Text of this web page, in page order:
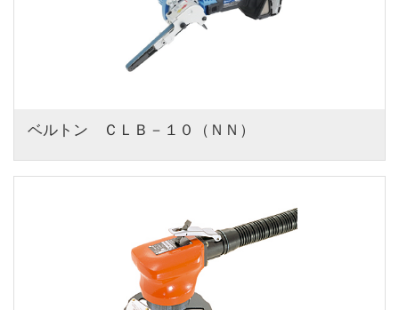
ベルトン　ＣＬＢ－１０（ＮＮ）